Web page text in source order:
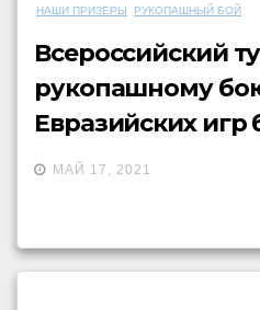
НАШИ ПРИЗЕРЫ РУКОПАШНЫЙ БОЙ
Всероссийский
рукопашному
Евразийских игр
искусств
МАЙ 17, 2021